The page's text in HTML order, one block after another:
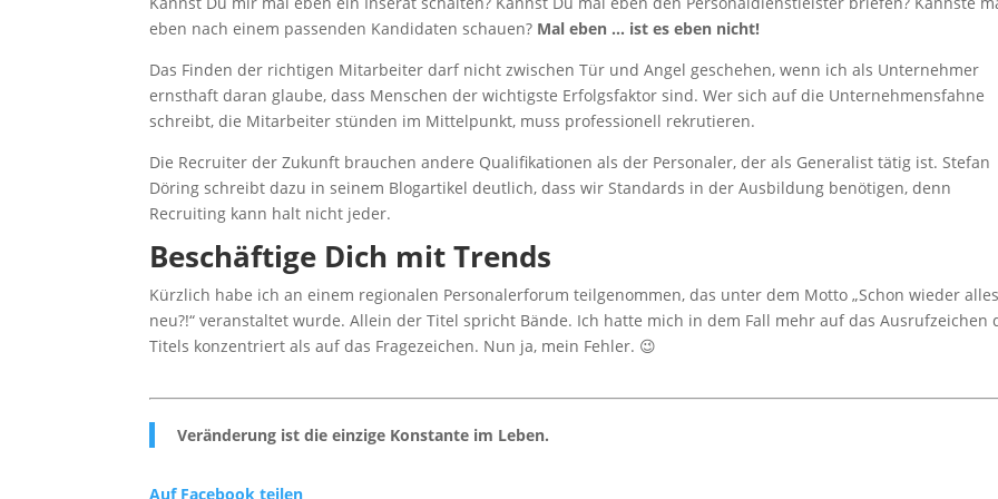
eben nach einem passenden Kandidaten schauen? Mal eben … ist es eben nicht!
Das Finden der richtigen Mitarbeiter darf nicht zwischen Tür und Angel geschehen, wenn ich als Unternehmer
ernsthaft daran glaube, dass Menschen der wichtigste Erfolgsfaktor sind. Wer sich auf die Unternehmensfahne
schreibt, die Mitarbeiter stünden im Mittelpunkt, muss professionell rekrutieren.
Die Recruiter der Zukunft brauchen andere Qualifikationen als der Personaler, der als Generalist tätig ist. Stefan
Döring schreibt dazu in seinem Blogartikel deutlich, dass wir Standards in der Ausbildung benötigen, denn
Recruiting kann halt nicht jeder.
Beschäftige Dich mit Trends
Kürzlich habe ich an einem regionalen Personalerforum teilgenommen, das unter dem Motto „Schon wieder alles
neu?!“ veranstaltet wurde. Allein der Titel spricht Bände. Ich hatte mich in dem Fall mehr auf das Ausrufzeichen
Titels konzentriert als auf das Fragezeichen. Nun ja, mein Fehler. 😉
Veränderung ist die einzige Konstante im Leben.
Auf Facebook teilen